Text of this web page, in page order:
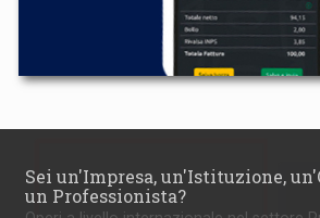
Sei un'Impresa, un'Istituzione,
un Professionista?